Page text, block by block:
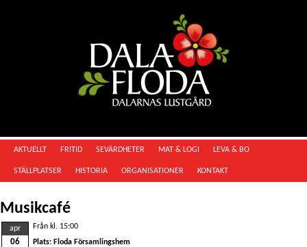
AKTUELLT FRITID SEVÄRDHETER MAT & LOGI LEVA & BO
STÄLLPLATSER HISTORIA ORGANISATIONER KONTAKT
Musikcafé
apr
06
Från kl. 15:00
Plats: Floda Församlingshem